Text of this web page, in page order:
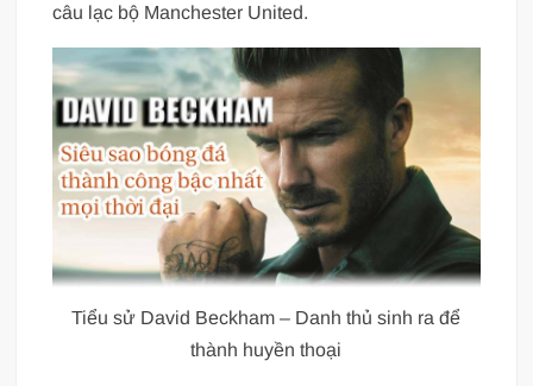
câu lạc bộ Manchester United.
Tiểu sử David Beckham – Danh thủ sinh ra để
thành huyền thoại